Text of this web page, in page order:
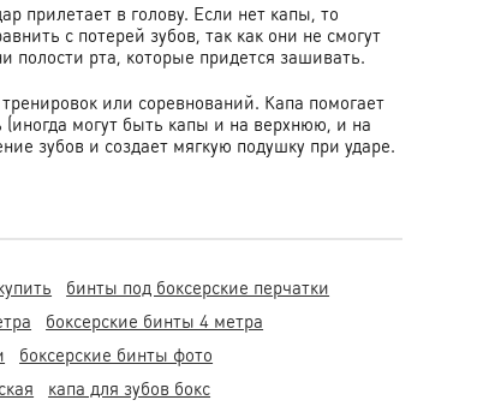
прилетает в голову. Если нет капы, то
с потерей зубов, так как они не смогут
полости рта, которые придется зашивать.
или соревнований. Капа помогает
могут быть капы и на верхнюю, и на
зубов и создает мягкую подушку при ударе.
бинты под боксерские перчатки
боксерские бинты 4 метра
боксерские бинты фото
капа для зубов бокс